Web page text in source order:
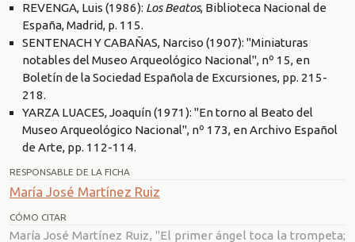
REVENGA, Luis (1986): Los Beatos, Biblioteca Nacional de
España, Madrid, p. 115.
SENTENACH Y CABAÑAS, Narciso (1907): "Miniaturas
notables del Museo Arqueológico Nacional", nº 15, en
Boletín de la Sociedad Española de Excursiones, pp. 215-
218.
YARZA LUACES, Joaquín (1971): "En torno al Beato del
Museo Arqueológico Nacional", nº 173, en Archivo Español
de Arte, pp. 112-114.
RESPONSABLE DE LA FICHA
María José Martínez Ruiz
CÓMO CITAR
María José Martínez Ruiz, "El primer ángel toca la trompeta;